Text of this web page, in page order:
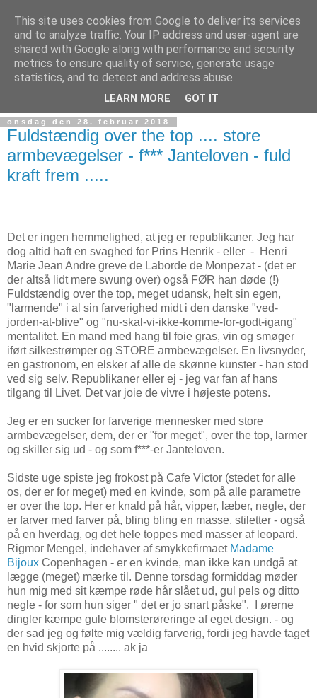
onsdag den 28. februar 2018
Fuldstændig over the top .... store
armbevægelser - f*** Janteloven - fuld
kraft frem .....
Det er ingen hemmelighed, at jeg er republikaner. Jeg har
dog altid haft en svaghed for Prins Henrik - eller - Henri
Marie Jean Andre greve de Laborde de Monpezat - (det er
der altså lidt mere swung over) også FØR han døde (!)
Fuldstændig over the top, meget udansk, helt sin egen,
"larmende" i al sin farverighed midt i den danske "ved-
jorden-at-blive" og "nu-skal-vi-ikke-komme-for-godt-igang"
mentalitet. En mand med hang til foie gras, vin og smøger
iført silkestrømper og STORE armbevægelser. En livsnyder,
en gastronom, en elsker af alle de skønne kunster - han stod
ved sig selv. Republikaner eller ej - jeg var fan af hans
tilgang til Livet. Det var joie de vivre i højeste potens.
Jeg er en sucker for farverige mennesker med store
armbevægelser, dem, der er "for meget", over the top, larmer
og skiller sig ud - og som f***-er Janteloven.
Sidste uge spiste jeg frokost på Cafe Victor (stedet for alle
os, der er for meget) med en kvinde, som på alle parametre
er over the top. Her er knald på hår, vipper, læber, negle, der
er farver med farver på, bling bling en masse, stiletter - også
på en hverdag, og det hele toppes med masser af leopard.
Rigmor Mengel, indehaver af smykkefirmaet Madame
Bijoux Copenhagen - er en kvinde, man ikke kan undgå at
lægge (meget) mærke til. Denne torsdag formiddag møder
hun mig med sit kæmpe røde hår slået ud, gul pels og ditto
negle - for som hun siger " det er jo snart påske". I ørerne
dingler kæmpe gule blomsterøreringe af eget design. - og
der sad jeg og følte mig vældig farverig, fordi jeg havde taget
en hvid skjorte på ........ ak ja
This site uses cookies from Google to deliver its services
and to analyze traffic. Your IP address and user-agent are
shared with Google along with performance and security
metrics to ensure quality of service, generate usage
statistics, and to detect and address abuse.
LEARN MORE GOT IT